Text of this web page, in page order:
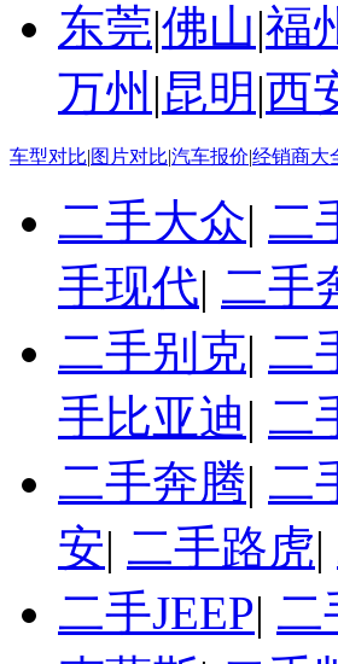
东莞|佛山|福
万州 |昆明 |西
车型对比|图片对比|汽车报价|经销商大
二手大众| 二
手现代| 二手
二手别克| 二
手比亚迪| 二
二手奔腾| 二
安| 二手路虎|
二手JEEP| 二